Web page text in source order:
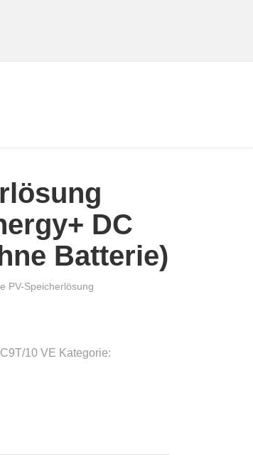
DC
Batterie)
PV-Speicherlösung
10 VE Kategorie: